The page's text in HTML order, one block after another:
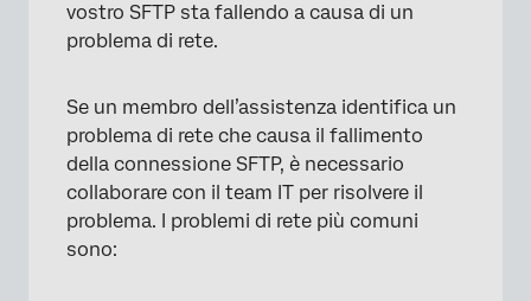
vostro SFTP sta fallendo a causa di un
problema di rete.
Se un membro dell’assistenza identifica un
problema di rete che causa il fallimento
della connessione SFTP, è necessario
collaborare con il team IT per risolvere il
problema. I problemi di rete più comuni
sono: